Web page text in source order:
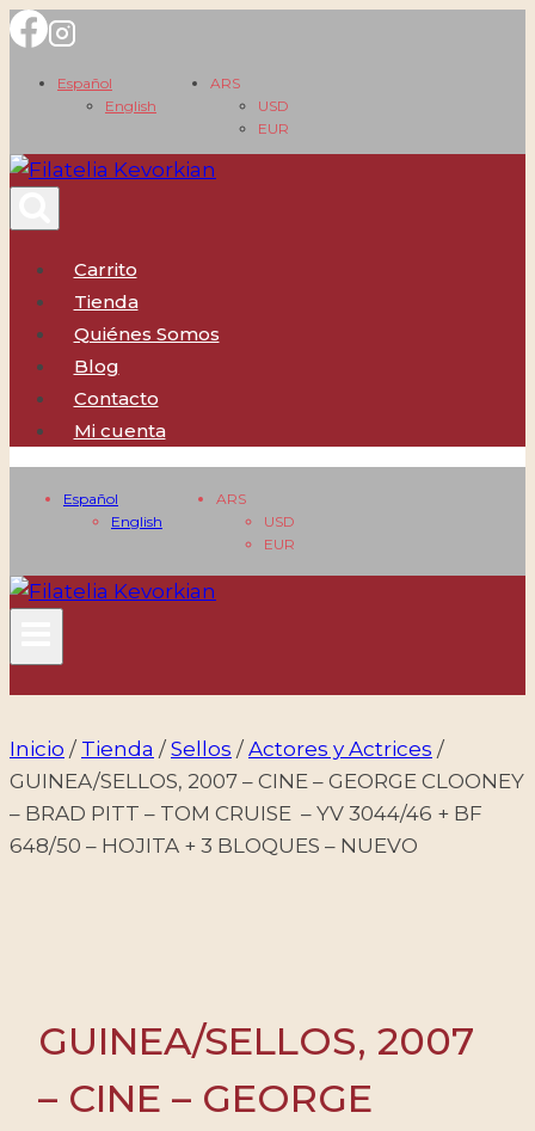
Saltar
contenido
Español
English
ARS
USD
EUR
Carrito
Tienda
Quiénes Somos
Blog
Contacto
Mi cuenta
Español
English
ARS
USD
EUR
Inicio / Tienda / Sellos / Actores y Actrices /
GUINEA/SELLOS, 2007 – CINE – GEORGE CLOONEY
– BRAD PITT – TOM CRUISE – YV 3044/46 + BF
648/50 – HOJITA + 3 BLOQUES – NUEVO
GUINEA/SELLOS, 2007
– CINE – GEORGE